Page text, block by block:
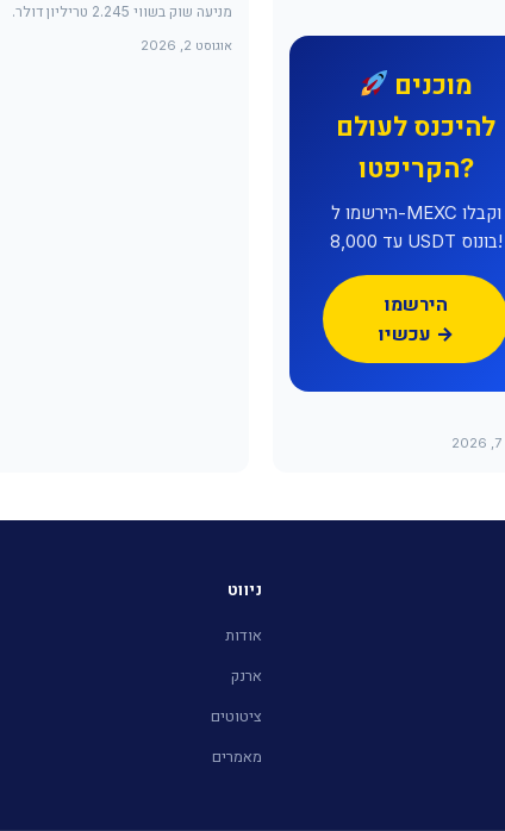
להיכנס לעולם
הקריפטו?
הירשמו ל-MEXC וקבלו
עד 8,000 USDT בונוס!
הירשמו
עכשיו →
מניעה שוק בשווי 2.245 טריליון דולר.
אוגוסט 2, 2026
ניווט
אודות
ארנק
ציטוטים
מאמרים